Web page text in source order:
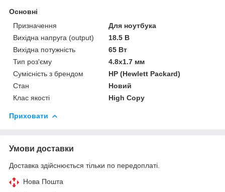
Основні
Призначення
Для ноутбука
Вихідна напруга (output)
18.5 В
Вихідна потужність
65 Вт
Тип роз'єму
4.8x1.7 мм
Сумісність з брендом
HP (Hewlett Packard)
Стан
Новий
Клас якості
High Copy
Приховати
Умови доставки
Доставка здійснюється тільки по передоплаті.
Нова Пошта